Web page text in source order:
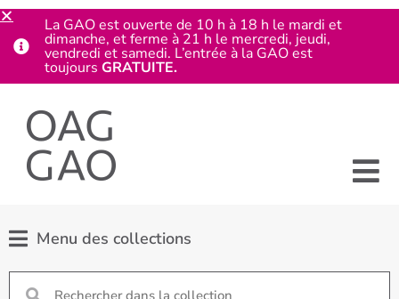
Menu des collections
La GAO est ouverte de 10 h à 18 h le mardi et
dimanche, et ferme à 21 h le mercredi, jeudi,
vendredi et samedi. L’entrée à la GAO est
toujours GRATUITE.